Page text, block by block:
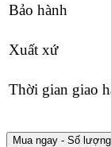
Bảo hành
Xuất xứ
Thời gian giao
Mua ngay - Số